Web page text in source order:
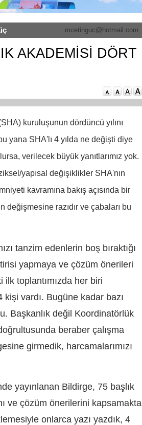
mcetinguc@hotmail.com
AKADEMİSİ DÖRT
kuruluşunun dördüncü yılını
yana SHA'lı 4 yılda ne değişti diye
verilecek büyük yanıtlarımız yok.
yapısal değişiklikler SHA'nın
kavramına bakış açısında bir
razıdır ve çabaları bu
tanzim edenlerin boş bıraktığı
yapmaya ve çözüm önerileri
ilk toplantımızda her biri
kişi vardı. Bugüne kadar bazı
Başkanlık değil Koordinatörlük
beraber çalışma
girmedik, harcamalarımızı
yayınlanan Bildirge, 75 başlık
ve çözüm önerilerini kapsamakta
onlarca yazı yazdık, 4